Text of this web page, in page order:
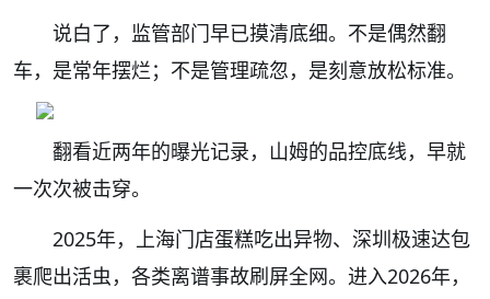
说白了，监管部门早已摸清底细。不是偶然翻
车，是常年摆烂；不是管理疏忽，是刻意放松标准。
翻看近两年的曝光记录，山姆的品控底线，早就
一次次被击穿。
2025年，上海门店蛋糕吃出异物、深圳极速达包
裹爬出活虫，各类离谱事故刷屏全网。进入2026年，